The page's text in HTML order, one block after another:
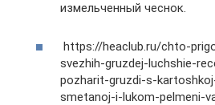
измельченный чеснок.
https://heaclub.ru/chto-
svezhih-gruzdej-luchshie-
pozharit-gruzdi-s-
smetanoj-i-lukom-pelmeni-